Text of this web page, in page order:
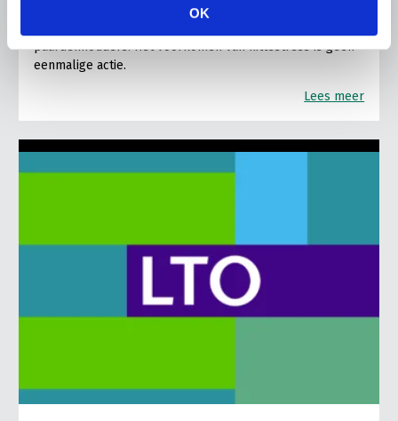
OK
paardenhouders. Het voorkomen van hittestress is geen
eenmalige actie.
Lees meer